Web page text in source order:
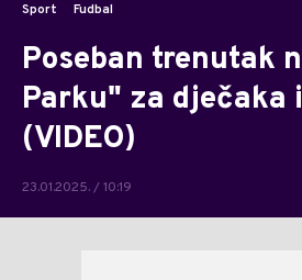
Sport Fudbal
Poseban trenutak
Parku" za dječaka
(VIDEO)
23.01.2025. / 10:19